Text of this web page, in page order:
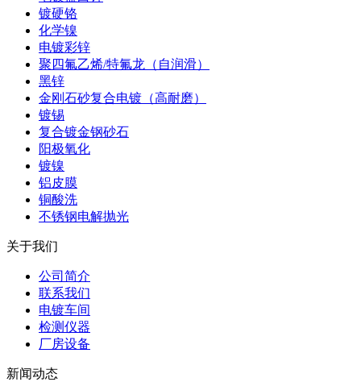
镀硬铬
化学镍
电镀彩锌
聚四氟乙烯/特氟龙（自润滑）
黑锌
金刚石砂复合电镀（高耐磨）
镀锡
复合镀金钢砂石
阳极氧化
镀镍
铝皮膜
铜酸洗
不锈钢电解抛光
关于我们
公司简介
联系我们
电镀车间
检测仪器
厂房设备
新闻动态